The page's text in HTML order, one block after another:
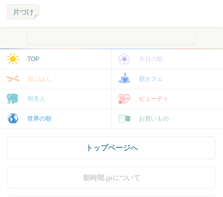
片づけ
TOP 今日の朝
朝ごはん 朝カフェ
朝美人 ビューティ
世界の朝 お買いもの
トップページへ
朝時間.jpについて